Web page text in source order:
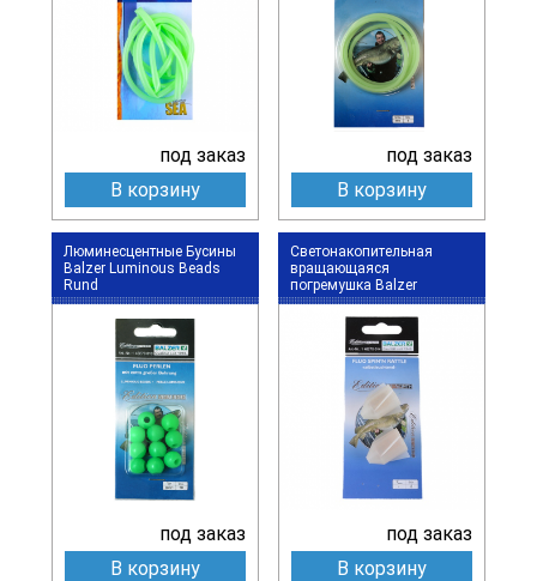
под заказ
В корзину
под заказ
В корзину
Люминесцентные Бусины
Balzer Luminous Beads
Rund
под заказ
В корзину
Светонакопительная
вращающаяся
погремушка Balzer
под заказ
В корзину